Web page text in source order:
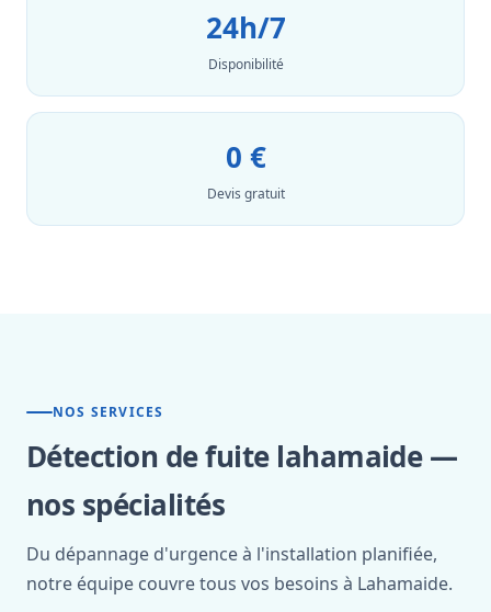
24h/7
Disponibilité
0 €
Devis gratuit
NOS SERVICES
Détection de fuite lahamaide —
nos spécialités
Du dépannage d'urgence à l'installation planifiée,
notre équipe couvre tous vos besoins à Lahamaide.